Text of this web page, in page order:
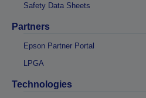
Safety Data Sheets
Partners
Epson Partner Portal
LPGA
Technologies